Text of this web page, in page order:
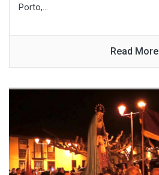
Porto,...
Read More